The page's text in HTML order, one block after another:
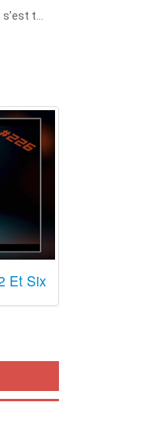
t…
Et Six